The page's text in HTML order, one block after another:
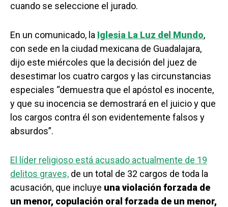
cuando se seleccione el jurado.
En un comunicado, la Iglesia La Luz del Mundo,
con sede en la ciudad mexicana de Guadalajara,
dijo este miércoles que la decisión del juez de
desestimar los cuatro cargos y las circunstancias
especiales “demuestra que el apóstol es inocente,
y que su inocencia se demostrará en el juicio y que
los cargos contra él son evidentemente falsos y
absurdos”.
El líder religioso está acusado actualmente de 19
delitos graves, de un total de 32 cargos de toda la
acusación, que incluye una violación forzada de
un menor, copulación oral forzada de un menor,